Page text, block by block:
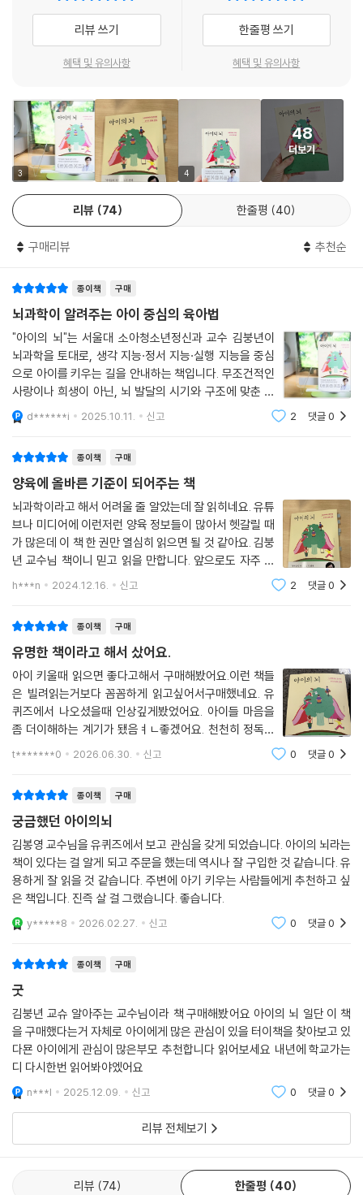
tvN [유 퀴즈 온 더 블럭], EBS [부모 클래스] 같은 방송 프로그램과 유튜
브, 강연 등을 통해 대한민국 대표 육아 멘토로 손꼽히는 서울대 소아청소
년정신과 김붕년 교수는 “아이들의 뇌가 원하는 양육과 교육은 따로 있
못한다면 부모가 아이에게 보내는 사랑과 관심이 자칫 욕심과 상처로 남을
수 있기 때문이다. 좋은 양육은 부모가 하고 싶은 것을 베푸는 것이 아니라
아이에게 필요한 것을 정확하고 흔들림 없이 제공하는 것이다.
“아이들의 마음을 읽기 전에
아이의 뇌를 읽어주세요”
명확한 양육 원칙을 제시해주는 책!
잘못된 양육 방식으로 인해 아이들의 상처받고 난 뒤 부모들은 이렇게 말
한다. “아이를 너무 사랑해서 그랬어요”, “다 아이가 잘되길 바라는 마음이
었습니다.” 하지만 정확한 원칙과 기준 없이 감정과 의욕만이 앞서는 육아
는 부모와 아이 모두에게 생채기만 남길 뿐이다. 그렇다면 도대체 올바른
양육이란 무엇일까?
국내 최고의 소아청소년정신과 명의이자 두 아이의 아빠인 김붕년 교수는
어떻게 해야 좋은 부모가 될 수 있냐는 질문에 이렇게 답한다. “당신의 자
녀를 귀한 손님처럼 여기세요.” 짧은 이 한 줄의 문장 속에는 아주 많은 의
미가 담겨 있다.
먼저 배려다. 귀한 손님이라면 판단의 기준을 내가 아닌 상대에게 두기 마
련이다. 내가 좋아하는 것, 내가 원하는 것을 강요하지 않고 상대가 원하는
것 위주로 생각한다는 뜻이다. 다음은 존중이다. 내가 좌지우지할 수 있는
존재가 아님을 인정하고 그 사람 자체로 바라봐줘야 한다는 것이다. 그리
고 이러한 양육 태도를 갖기 위해 반드시 ‘아이의 뇌’를 공부해야 한다고 강
“아이들의 뇌 발달은 영역별로 결정적 시기가 다릅니다. 똑똑한 두뇌와 따
뜻한 정서를 가진 아이로 자라나기 위해서는 이 시기에 부모가 아이들의
뇌 발달에 얼마나 적절한 양육 환경을 제공해주었는가가 매우 중요합니
다.”
내 아이가 더 똑똑하길 바란다면, 더 자유롭게 사고하고 당당하게 행동하
길 원한다면 무조건적인 사랑과 희생이 아니라, 과학적으로 입증된 뇌의
은 마음이 아니라, 아이의 뇌다.
리뷰 쓰기
혜택 및 유의사항
한줄평 쓰기
혜택 및 유의사항
3 4
48
더보기
리뷰 74 한줄평 40
구매리뷰 추천순
종이책 구매
뇌과학이 알려주는 아이 중심의 육아법
"아이의 뇌"는 서울대 소아청소년정신과 교수 김붕년이
뇌과학을 토대로, 생각 지능·정서 지능·실행 지능을 중심
으로 아이를 키우는 길을 안내하는 책입니다. 무조건적인
사랑이나 희생이 아닌, 뇌 발달의 시기와 구조에 맞춘 명
확한 양육 원칙을 제시하며, 부모가 흔히 놓치는 심리적·
생물학적 기반을 짚어 줍니다. 책은 크게 네 부분으로 나
d******i 2025.10.11. 신고 2 댓글0
종이책 구매
양육에 올바른 기준이 되어주는 책
뇌과학이라고 해서 어려울 줄 알았는데 잘 읽히네요. 유튜
브나 미디어에 이런저런 양육 정보들이 많아서 헷갈릴 때
가 많은데 이 책 한 권만 열심히 읽으면 될 것 같아요. 김붕
년 교수님 책이니 믿고 읽을 만합니다. 앞으로도 자주 참
고하며 다시 읽게 될 것 같네요. 좋은 책 만들어주셔서 감
h***n 2024.12.16. 신고 2 댓글0
종이책 구매
유명한 책이라고 해서 샀어요.
아이 키울때 읽으면 좋다고해서 구매해봤어요.이런 책들
은 빌려읽는거보다 꼼꼼하게 읽고싶어서구매했네요. 유
퀴즈에서 나오셨을때 인상깊게봤었어요. 아이들 마음을
좀 더이해하는 계기가 됐음ㅕㄴ좋겠어요. 천천히 정독해
볼게요!
t*******0 2026.06.30. 신고 0 댓글0
종이책 구매
궁금했던 아이의뇌
김봉영 교수님을 유퀴즈에서 보고 관심을 갖게 되었습니다. 아이의 뇌라는
책이 있다는 걸 알게 되고 주문을 했는데 역시나 잘 구입한 것 같습니다. 유
용하게 잘 읽을 것 같습니다. 주변에 아기 키우는 사람들에게 추천하고 싶
은 책입니다. 진즉 살 걸 그랬습니다. 좋습니다.
y*****8 2026.02.27. 신고 0 댓글0
종이책 구매
굿
김붕년 교슈 알아주는 교수님이라 책 구매해봤어요 아이의 뇌 일단 이 책
을 구매했다는거 자체로 아이에게 많은 관심이 있을 터이책을 찾아보고 있
다묜 아이에게 관심이 많은부모 추천합니다 읽어보세요 내년에 학교가는
디 다시한번 읽어봐야엤어요
n***l 2025.12.09. 신고 0 댓글0
리뷰 전체보기
리뷰 74 한줄평 40